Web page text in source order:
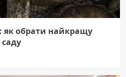
як обрати найкращу